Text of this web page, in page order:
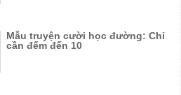
Mẫu truyện cười học đường: Chỉ
cần đếm đến 10